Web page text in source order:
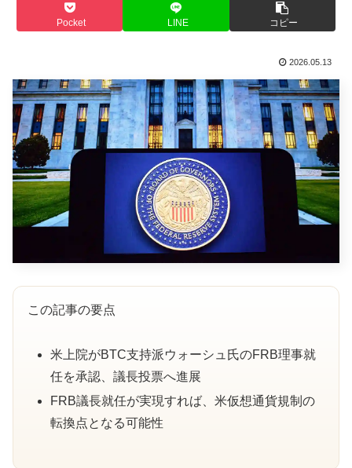
Pocket LINE コピー
2026.05.13
この記事の要点
米上院がBTC支持派ウォーシュ氏のFRB理事就
任を承認、議長投票へ進展
FRB議長就任が実現すれば、米仮想通貨規制の
転換点となる可能性